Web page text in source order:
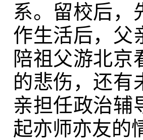
系。留校后，
作生活后，父
陪祖父游北京
的悲伤，还有
亲担任政治辅
起亦师亦友的